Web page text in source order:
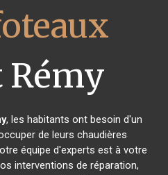
Rémy
, les habitants ont besoin d'un
de leurs chaudières
équipe d'experts est à votre
interventions de réparation,